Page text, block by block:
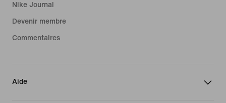
Nike Journal
Devenir membre
Commentaires
Aide